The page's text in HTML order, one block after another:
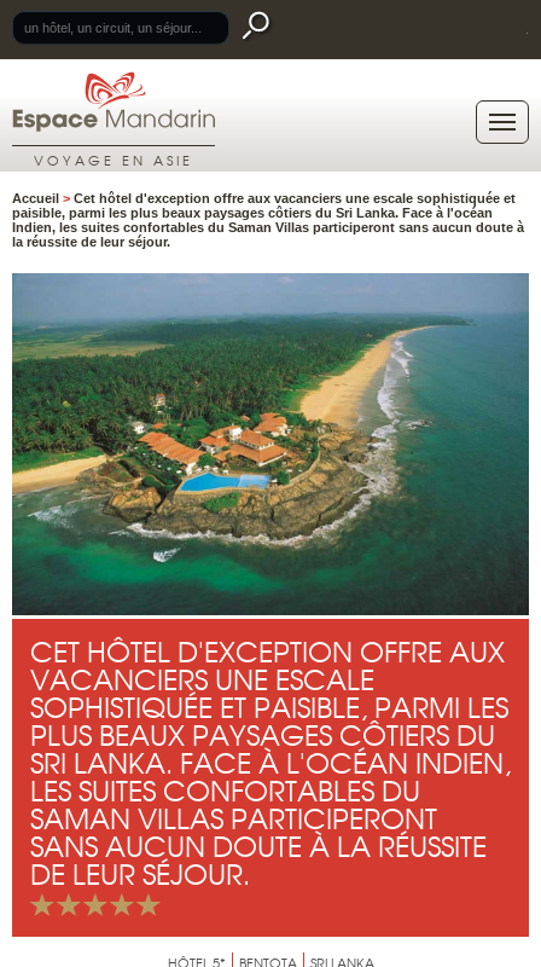
VOYAGE EN ASIE
Accueil > Cet hôtel d'exception offre aux vacanciers une escale sophistiquée et
paisible, parmi les plus beaux paysages côtiers du Sri Lanka. Face à l'océan
Indien, les suites confortables du Saman Villas participeront sans aucun doute à
la réussite de leur séjour.
CET HÔTEL D'EXCEPTION OFFRE AUX
VACANCIERS UNE ESCALE
SOPHISTIQUÉE ET PAISIBLE, PARMI LES
PLUS BEAUX PAYSAGES CÔTIERS DU
SRI LANKA. FACE À L'OCÉAN INDIEN,
LES SUITES CONFORTABLES DU
SAMAN VILLAS PARTICIPERONT
SANS AUCUN DOUTE À LA RÉUSSITE
DE LEUR SÉJOUR.
HÔTEL 5* BENTOTA SRI LANKA